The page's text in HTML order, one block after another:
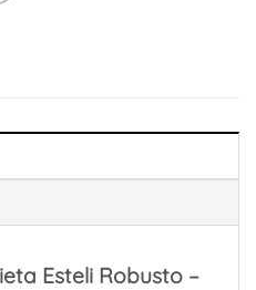
Esteli Robusto –